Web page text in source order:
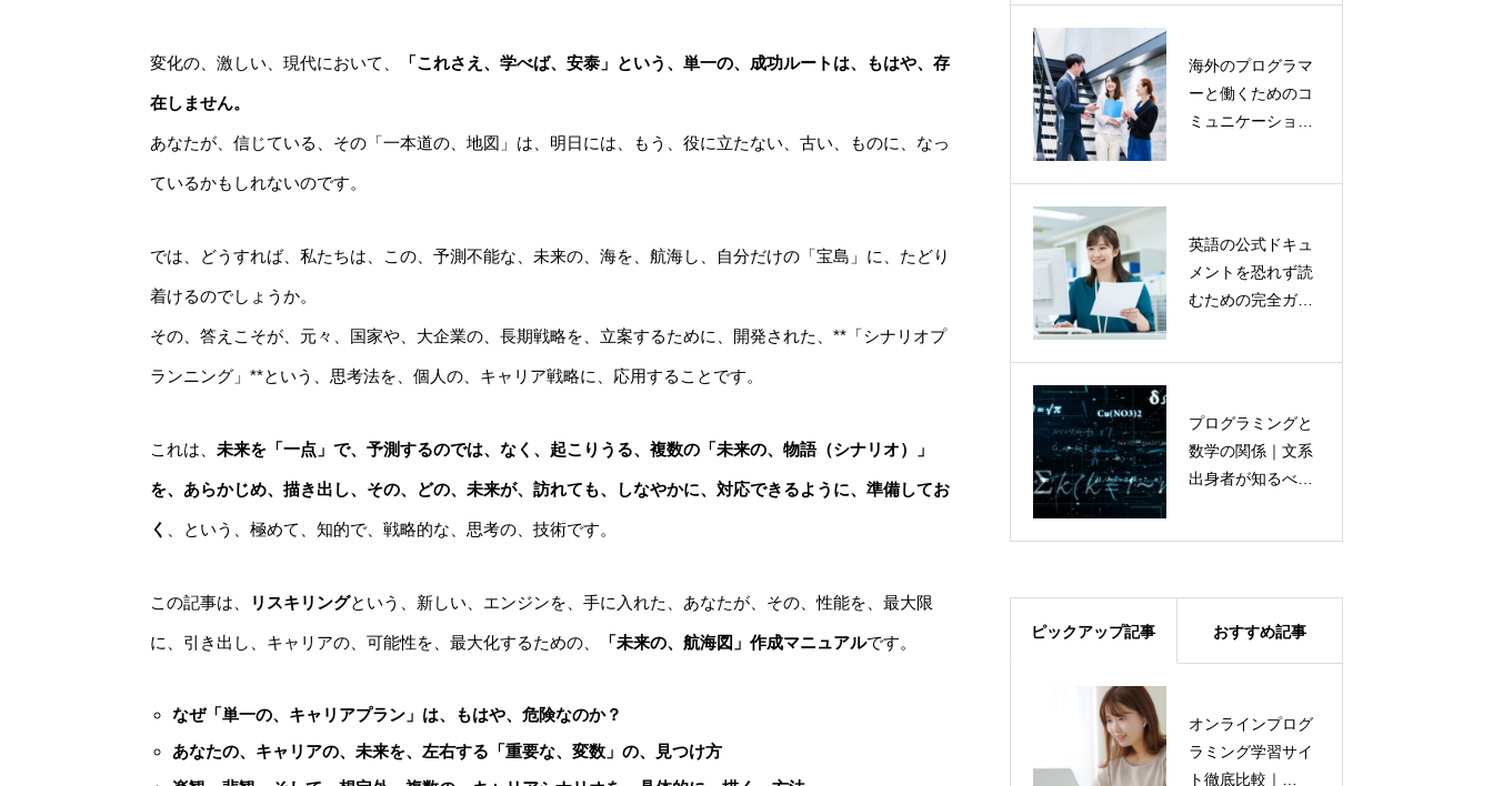
変化の、激しい、現代において、 「これさえ、学べば、安泰」という、単一の、成功ルートは、もはや、存
在しません。
あなたが、信じている、その「一本道の、地図」は、明日には、もう、役に立たない、古い、ものに、なっ
ているかもしれないのです。
では、どうすれば、私たちは、この、予測不能な、未来の、海を、航海し、自分だけの「宝島」に、たどり
着けるのでしょうか。
その、答えこそが、元々、国家や、大企業の、長期戦略を、立案するために、開発された、**「シナリオプ
ランニング」**という、思考法を、個人の、キャリア戦略に、応用することです。
これは、 未来を「一点」で、予測するのでは、なく、起こりうる、複数の「未来の、物語（シナリオ）」
を、あらかじめ、描き出し、その、どの、未来が、訪れても、しなやかに、対応できるように、準備してお
く 、という、極めて、知的で、戦略的な、思考の、技術です。
この記事は、 リスキリングという、新しい、エンジンを、手に入れた、あなたが、その、性能を、最大限
に、引き出し、キャリアの、可能性を、最大化するための、 「未来の、航海図」作成マニュアルです。
なぜ「単一の、キャリアプラン」は、もはや、危険なのか？
あなたの、キャリアの、未来を、左右する「重要な、変数」の、見つけ方
海外のプログラマ
ーと働くためのコ
ミュニケーション
アになる
英語の公式ドキュ
メントを恐れず読
むための完全ガイ
せる
プログラミングと
数学の関係｜文系
出身者が知るべ
プログラマーと
コミュニケーシ
ョン能力｜チー
オープンソース
プロジェクトへ
の貢献｜スキル
良いコードとは
何か？可読性・
保守性・拡張性
ピックアップ記事 おすすめ記事
オンラインプログ
ラミング学習サイ
ト徹底比較｜
Pandasライブラリ
徹底活用｜データ
の前処理・加工を